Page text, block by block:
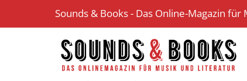
Sounds & Books - Das Online-Magazin